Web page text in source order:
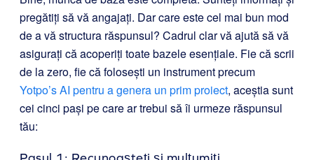
pregătiți să vă angajați. Dar care este cel mai bun mod
de a vă structura răspunsul? Cadrul clar vă ajută să vă
asigurați că acoperiți toate bazele esențiale. Fie că scrii
de la zero, fie că folosești un instrument precum
Yotpo’s AI pentru a genera un prim proiect, aceștia sunt
cei cinci pași pe care ar trebui să îi urmeze răspunsul
tău: